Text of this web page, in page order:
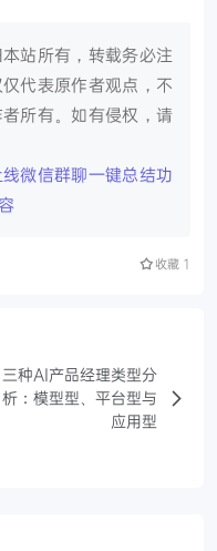
站所有，转载务必注
代表原作者观点，不
所有。如有侵权，请
微信群聊一键总结功
收藏 1
三种AI产品经理类型分
析：模型型、平台型与
应用型